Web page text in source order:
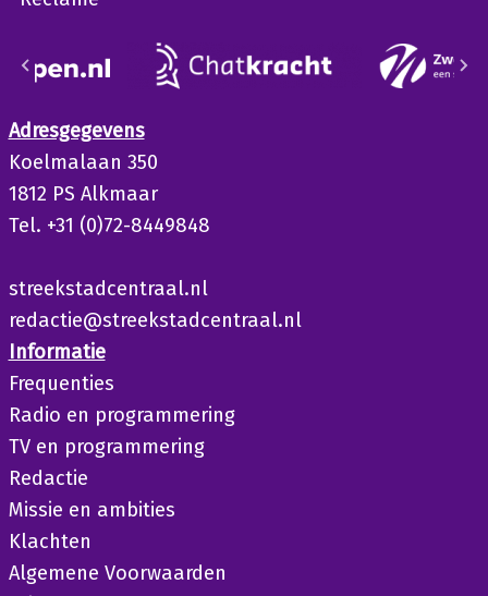
Adresgegevens
Koelmalaan 350
1812 PS Alkmaar
Tel. +31 (0)72-8449848
streekstadcentraal.nl
redactie@streekstadcentraal.nl
Informatie
Frequenties
Radio en programmering
TV en programmering
Redactie
Missie en ambities
Klachten
Algemene Voorwaarden